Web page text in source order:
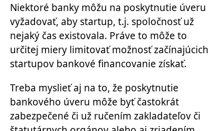
Niektoré banky môžu na poskytnutie úveru
vyžadovať, aby startup, t.j. spoločnosť už
nejaký čas existovala. Práve to môže to
určitej miery limitovať možnosť začínajúcich
startupov bankové financovanie získať.
Treba myslieť aj na to, že poskytnutie
bankového úveru môže byť častokrát
zabezpečené či už ručením zakladateľov či